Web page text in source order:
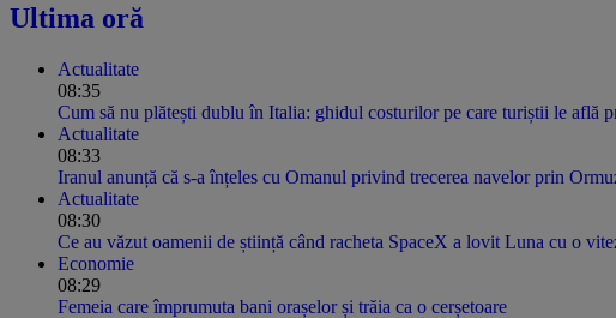
Ultima oră
Actualitate
08:35
Cum să nu plătești dublu în Italia: ghidul costurilor pe care turiștii le află
Actualitate
08:33
Iranul anunță că s-a înțeles cu Omanul privind trecerea navelor prin
Actualitate
08:30
Ce au văzut oamenii de știință când racheta SpaceX a lovit Luna cu o
Economie
08:29
Femeia care împrumuta bani orașelor și trăia ca o cerșetoare